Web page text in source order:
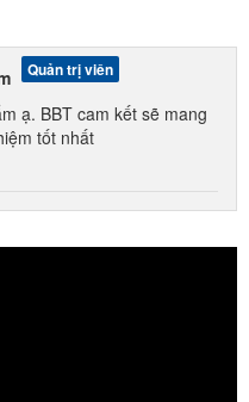
Quản trị viên
ạ. BBT cam kết sẽ mang
tốt nhất